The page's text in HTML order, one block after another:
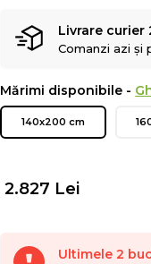
Livrare curier
Comanzi azi și
Mărimi disponibile -
140x200 cm
2.827 Lei
Ultimele 2